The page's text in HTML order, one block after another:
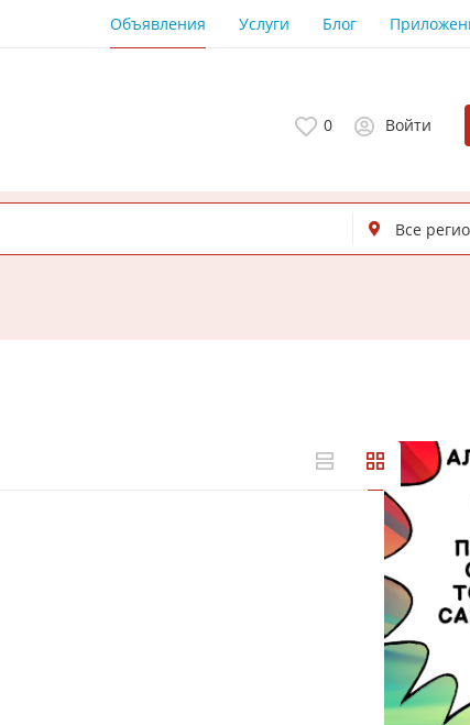
Объявления Услуги Блог
0 Войти